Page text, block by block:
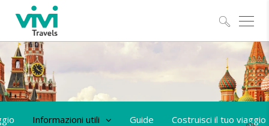
Informazioni utili Guide Costruisci il tuo viaggio